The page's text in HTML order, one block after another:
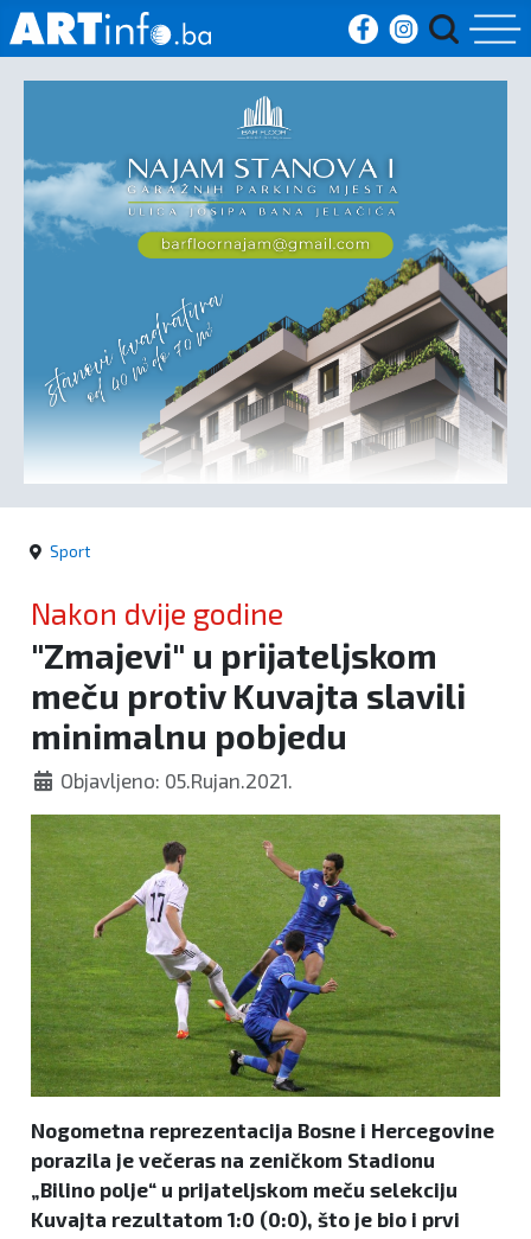
Vijesti
Sport
Crna
kronika
Politika
Sport
Nakon dvije godine
"Zmajevi" u prijateljskom
meču protiv Kuvajta slavili
minimalnu pobjedu
Objavljeno: 05.Rujan.2021.
Nogometna reprezentacija Bosne i Hercegovine
porazila je večeras na zeničkom Stadionu
„Bilino polje“ u prijateljskom meču selekciju
Kuvajta rezultatom 1:0 (0:0), što je bio i prvi